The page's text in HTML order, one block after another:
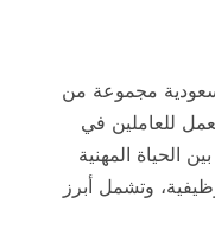
مجموعة من
للعاملين في
الحياة المهنية
وتشمل أبرز